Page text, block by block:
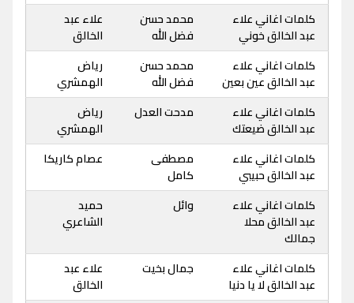
كلمات اغاني علاء
عبد الخالق خوني
محمد حسن
فضل الله
علاء عبد
الخالق
كلمات اغاني علاء
عبد الخالق عين بعين
محمد حسن
فضل الله
رياض
الهمشري
كلمات اغاني علاء
عبد الخالق ضيعتك
مدحت العدل
رياض
الهمشري
كلمات اغاني علاء
عبد الخالق حبيبي
مصطفى
كامل
عصام كاريكا
كلمات اغاني علاء
عبد الخالق محلا
جمالك
وائل
حميد
الشاعري
كلمات اغاني علاء
عبد الخالق لا يا دنيا
جمال بخيت
علاء عبد
الخالق